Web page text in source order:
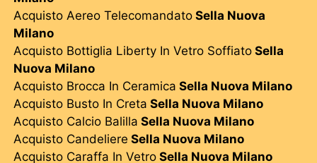
Acquisto Aereo Telecomandato Sella Nuova
Milano
Acquisto Bottiglia Liberty In Vetro Soffiato Sella
Nuova Milano
Acquisto Brocca In Ceramica Sella Nuova Milano
Acquisto Busto In Creta Sella Nuova Milano
Acquisto Calcio Balilla Sella Nuova Milano
Acquisto Candeliere Sella Nuova Milano
Acquisto Caraffa In Vetro Sella Nuova Milano